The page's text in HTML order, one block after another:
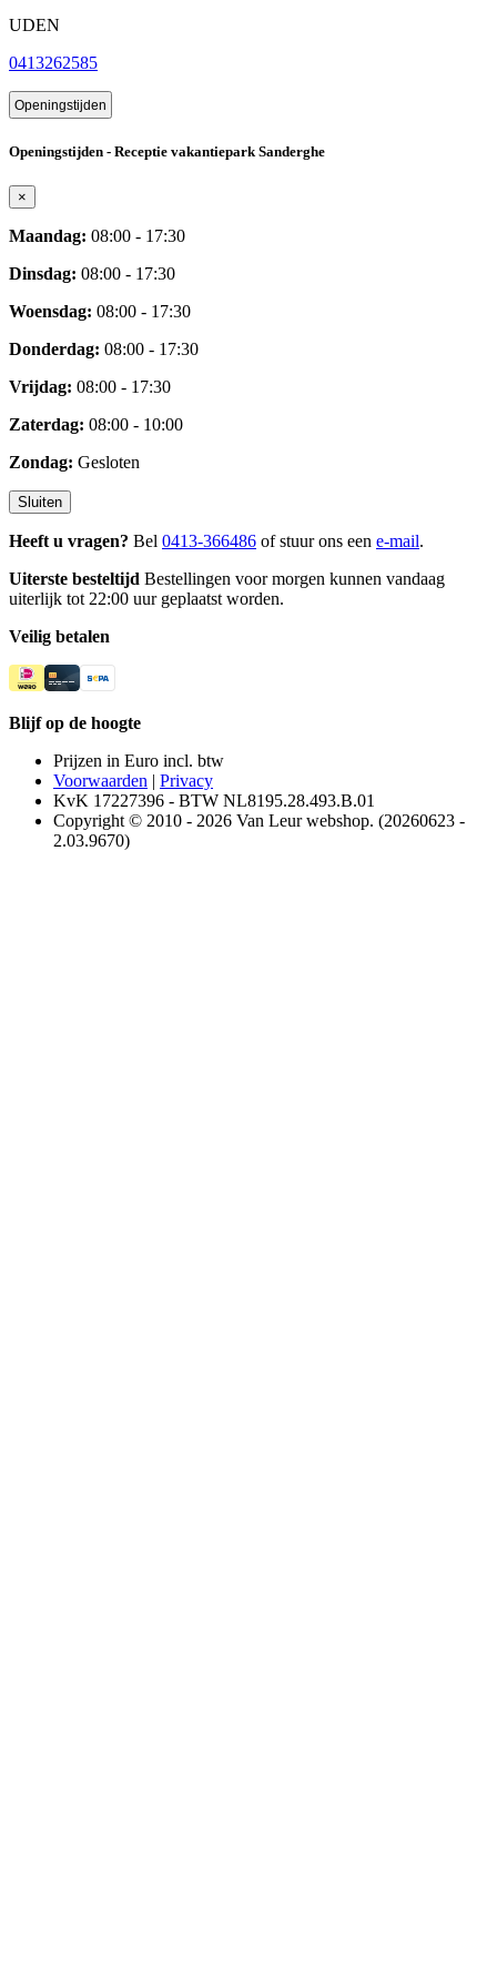
UDEN
0413262585
Openingstijden
Openingstijden - Receptie vakantiepark Sanderghe
×
Maandag: 08:00 - 17:30
Dinsdag: 08:00 - 17:30
Woensdag: 08:00 - 17:30
Donderdag: 08:00 - 17:30
Vrijdag: 08:00 - 17:30
Zaterdag: 08:00 - 10:00
Zondag: Gesloten
Sluiten
Heeft u vragen? Bel 0413-366486 of stuur ons een e-mail.
Uiterste besteltijd Bestellingen voor morgen kunnen vandaag
uiterlijk tot 22:00 uur geplaatst worden.
Veilig betalen
Blijf op de hoogte
Prijzen in Euro incl. btw
Voorwaarden | Privacy
KvK 17227396 - BTW NL8195.28.493.B.01
Copyright © 2010 - 2026 Van Leur webshop. (20260623 -
2.03.9670)